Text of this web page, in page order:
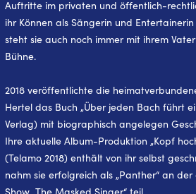
Auftritte im privaten und öffentlich-
ihr Können als Sängerin und
steht sie auch noch immer mit ihrem
Bühne.
2018 veröffentlichte die
Hertel das Buch „Über jeden Bach führt
Verlag) mit biographisch angelegen
Ihre aktuelle Album-Produktion „Kopf
(Telamo 2018) enthält von ihr selbst
nahm sie erfolgreich als „Panther“ an